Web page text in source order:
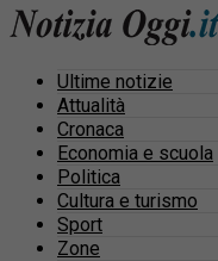
Ultime notizie
Attualità
Cronaca
Economia e scuola
Politica
Cultura e turismo
Sport
Zone